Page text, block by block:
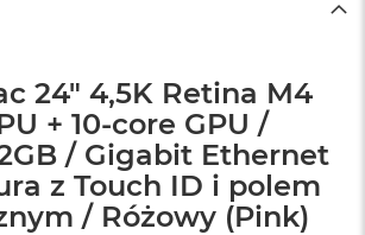
24" 4,5K Retina M4
+ 10-core GPU /
/ Gigabit Ethernet
z Touch ID i polem
/ Różowy (Pink)